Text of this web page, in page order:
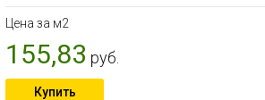
Цена за м2
155,83 руб.
Купить